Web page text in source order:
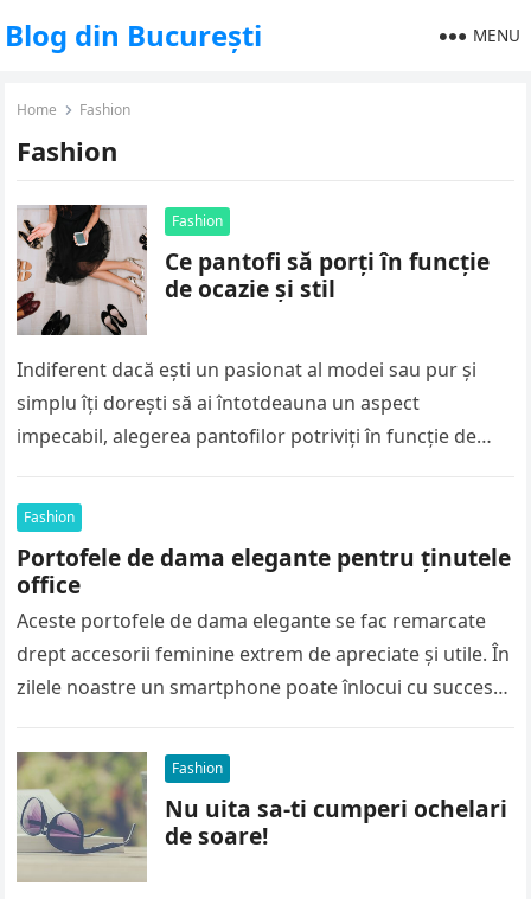
Blog din București MENU
Home Fashion
Fashion
Fashion
Ce pantofi să porți în funcție
de ocazie și stil
Indiferent dacă ești un pasionat al modei sau pur și
simplu îți dorești să ai întotdeauna un aspect
impecabil, alegerea pantofilor potriviți în funcție de
Fashion
Portofele de dama elegante pentru ținutele
office
Aceste portofele de dama elegante se fac remarcate
drept accesorii feminine extrem de apreciate și utile. În
zilele noastre un smartphone poate înlocui cu succes
Fashion
Nu uita sa-ti cumperi ochelari
de soare!